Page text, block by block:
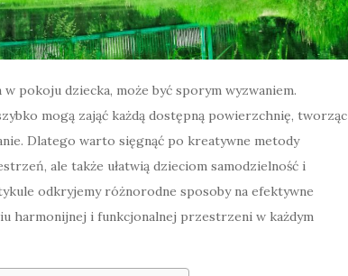
pokoju dziecka, może być sporym wyzwaniem.
mogą zająć każdą dostępną powierzchnię, tworząc
Dlatego warto sięgnąć po kreatywne metody
ale także ułatwią dzieciom samodzielność i
odkryjemy różnorodne sposoby na efektywne
harmonijnej i funkcjonalnej przestrzeni w każdym